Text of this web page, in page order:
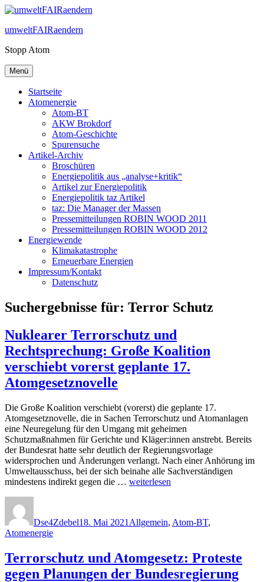
Zum
springen
umweltFAIRaendern
Stopp Atom
Menü
Startseite
Atomenergie
Atom-BT
AKW Brokdorf
Atom-Geschichte
Spurensuche
Artikel-Archiv
Broschüren
Energiepolitik aus „analyse+kritik“
Artikel zur Energiepolitik
Energiepolitik taz Artikel
taz: Die Manager der Massen
Pressemitteilungen ROBIN WOOD 2011
Pressemitteilungen ROBIN WOOD 2012
Energiewende
Klimakatastrophe
Erneuerbare Energien
Impressum/Kontakt
Datenschutz
Suchergebnisse für: Terror Schutz
Nuklearer Terrorschutz und
Rechtsprechung: Große Koalition
verschiebt vorerst geplante 17.
Atomgesetznovelle
Die Große Koalition verschiebt (vorerst) die geplante 17.
Atomgesetznovelle, die in Sachen Terrorschutz und Atomanlagen
eine Neuregelung für den Umgang mit geheimen
Schutzmaßnahmen für Gerichte und Kläger:innen anstrebt. Bereits
der Bundesrat hatte sehr deutlich der Regierungsvorlage
widersprochen und Änderungen verlangt. Nach einer Anhörung im
Umweltausschuss, bei der sich beinahe alle Sachverständigen
mindestens indirekt gegen die … „Nuklearer
Große
vorerst
geplante
17.
weiterlesen
Dse4Zdebel18. Mai 2021 Allgemein, Atom-BT,
Atomenergie
Terrorschutz und Atomgesetz: Proteste
gegen Planungen der Bundesregierung